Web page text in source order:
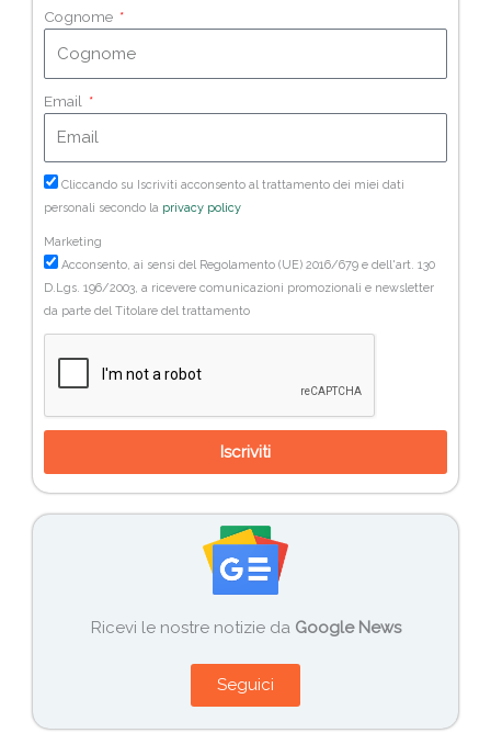
Cognome
Email
Cliccando su Iscriviti acconsento al trattamento dei miei dati
personali secondo la privacy policy
Marketing
Acconsento, ai sensi del Regolamento (UE) 2016/679 e dell'art. 130
D.Lgs. 196/2003, a ricevere comunicazioni promozionali e newsletter
da parte del Titolare del trattamento
Iscriviti
Ricevi le nostre notizie da Google News
Seguici